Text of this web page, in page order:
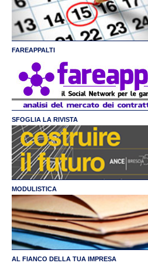
FAREAPPALTI
SFOGLIA LA RIVISTA
MODULISTICA
AL FIANCO DELLA TUA IMPRESA